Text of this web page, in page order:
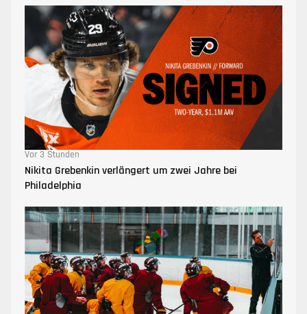
Vor 3 Stunden
Nikita Grebenkin verlängert um zwei Jahre bei
Philadelphia